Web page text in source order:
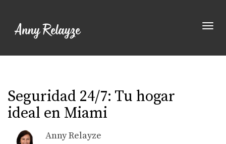
Seguridad 24/7: Tu hogar
ideal en Miami
Anny Relayze